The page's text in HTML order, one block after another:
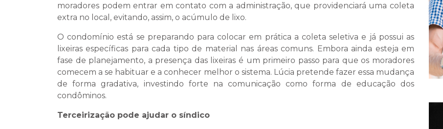
moradores podem entrar em contato com a administração, que providenciará uma coleta
extra no local, evitando, assim, o acúmulo de lixo.
O condomínio está se preparando para colocar em prática a coleta seletiva e já possui as
lixeiras específicas para cada tipo de material nas áreas comuns. Embora ainda esteja em
fase de planejamento, a presença das lixeiras é um primeiro passo para que os moradores
comecem a se habituar e a conhecer melhor o sistema. Lúcia pretende fazer essa mudança
de forma gradativa, investindo forte na comunicação como forma de educação dos
condôminos.
Terceirização pode ajudar o síndico